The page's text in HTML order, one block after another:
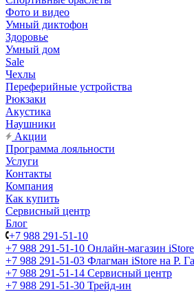
Фото и видео
Умный диктофон
Здоровье
Умный дом
Sale
Чехлы
Переферийные устройства
Рюкзаки
Акустика
Наушники
Акции
Программа лояльности
Услуги
Контакты
Компания
Как купить
Сервисный центр
Блог
+7 988 291-51-10
+7 988 291-51-10 Онлайн-магазин iStore
+7 988 291-51-03 Флагман iStore на Р.
+7 988 291-51-14 Сервисный центр
+7 988 291-51-30 Трейд-ин